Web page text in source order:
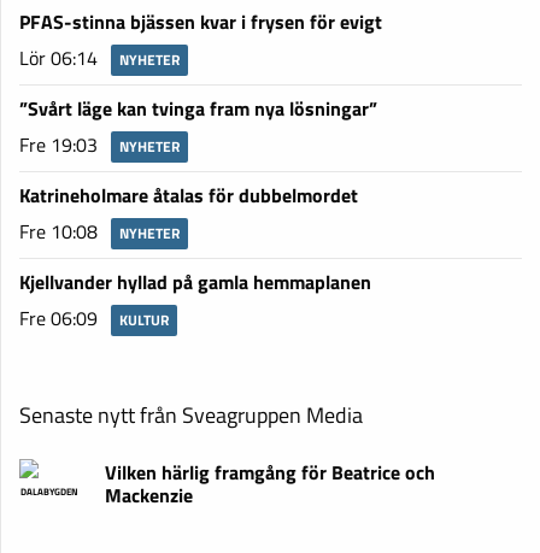
PFAS-stinna bjässen kvar i frysen för evigt
Lör 06:14
NYHETER
”Svårt läge kan tvinga fram nya lösningar”
Fre 19:03
NYHETER
Katrineholmare åtalas för dubbelmordet
Fre 10:08
NYHETER
Kjellvander hyllad på gamla hemmaplanen
Fre 06:09
KULTUR
Senaste nytt från Sveagruppen Media
DALABYGDEN
Vilken härlig framgång för Beatrice och
Mackenzie